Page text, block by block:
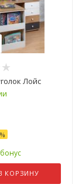
Лойс
%
КОРЗИНУ